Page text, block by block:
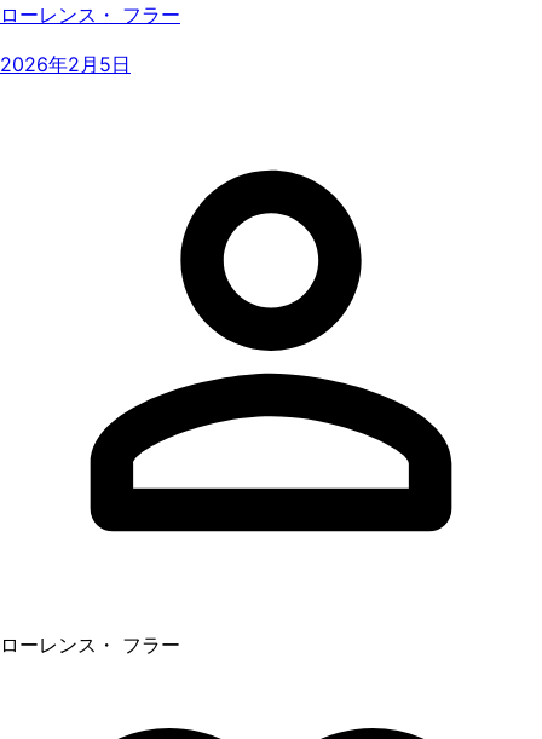
ローレンス・ フラー
2026年2月5日
ローレンス・ フラー